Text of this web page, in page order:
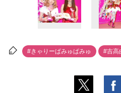
#きゃりーぱみゅぱみゅ #吉高